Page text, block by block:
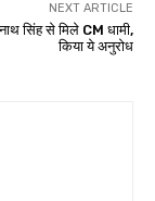
NEXT ARTICLE
सिंह से मिले CM धामी,
किया ये अनुरोध